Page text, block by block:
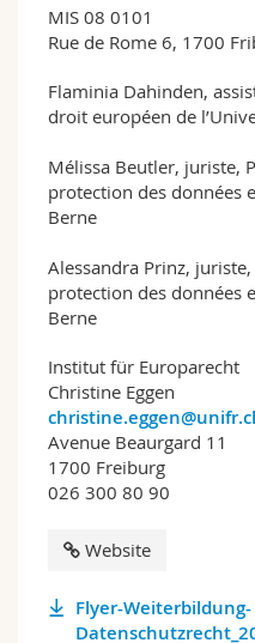
MIS 08 0101
Rue de Rome 6, 1700
Flaminia Dahinden,
droit européen de
Mélissa Beutler, juriste,
protection des données
Berne
Alessandra Prinz,
protection des données
Berne
Institut für Europarecht
Christine Eggen
Avenue Beaurgard 11
1700 Freiburg
026 300 80 90
Website
Flyer-Weiterbildung-